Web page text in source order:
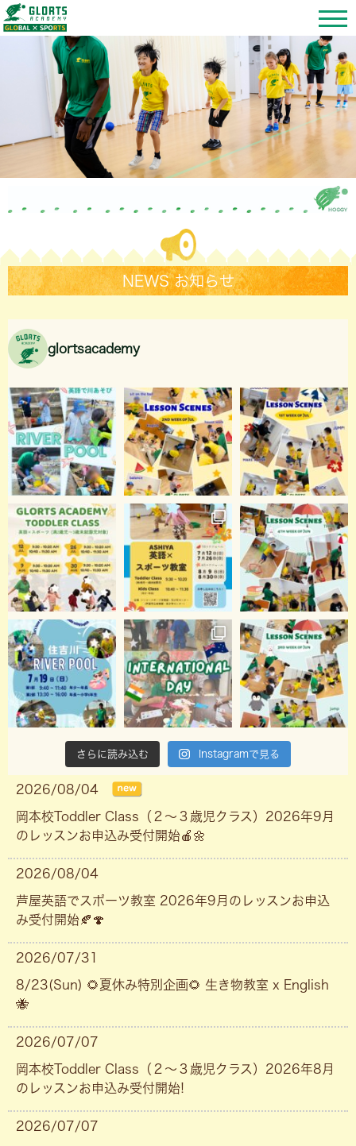
NEWS お知らせ
glortsacademy
さらに読み込む Instagramで見る
2026/08/04
岡本校Toddler Class（２〜３歳児クラス）2026年9月
のレッスンお申込み受付開始🍎🌼
2026/08/04
芦屋英語でスポーツ教室 2026年9月のレッスンお申込
み受付開始🍂🍄
2026/07/31
8/23(Sun) 🌻夏休み特別企画🌻 生き物教室 x English
🐝
2026/07/07
岡本校Toddler Class（２〜３歳児クラス）2026年8月
のレッスンお申込み受付開始!
2026/07/07